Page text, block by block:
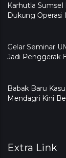
Karhutla
Dukung Operasi
Gelar Seminar
Jadi Penggerak
Babak Baru
Mendagri Kini
Extra Link